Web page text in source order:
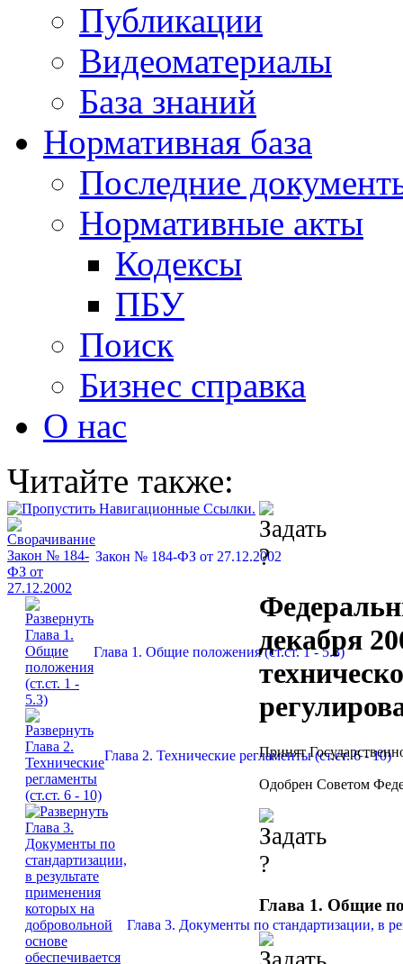
Публикации
Видеоматериалы
База знаний
Нормативная база
Последние
Нормативные акты
Кодексы
ПБУ
Поиск
Бизнес справка
О нас
Читайте также:
Закон № 184-ФЗ от 27.12.2002
Глава 1. Общие положения (ст.ст. 1 - 5.3)
Глава 2. Технические регламенты (ст.ст. 6 - 10)
Глава 3. Документы по стандартизации, в
декабря
Принят
Одобрен Советом
Глава 1. Общие